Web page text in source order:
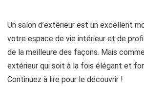
Un salon d’extérieur est un excellent
votre espace de vie intérieur et de
de la meilleure des façons. Mais
extérieur qui soit à la fois élégant et
Continuez à lire pour le découvrir !